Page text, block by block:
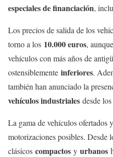
especiales de financiación,
Los precios de salida de los
torno a los 10.000 euros,
vehículos con más años de
ostensiblemente inferiores.
también han anunciado la
vehículos industriales desde los
La gama de vehículos ofertados
motorizaciones posibles. Desde
clásicos compactos y urbanos